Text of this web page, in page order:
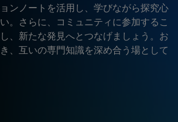
ンノートを活用し、学びながら探究心
。さらに、コミュニティに参加するこ
、新たな発見へとつなげましょう。お
、互いの専門知識を深め合う場として